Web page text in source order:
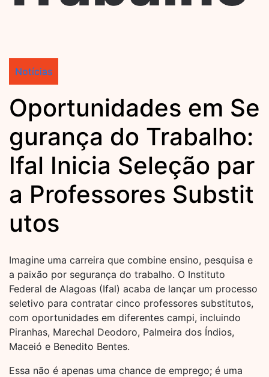
Notícias
Oportunidades em Se
gurança do Trabalho:
Ifal Inicia Seleção par
a Professores Substit
utos
Imagine uma carreira que combine ensino, pesquisa e
a paixão por segurança do trabalho. O Instituto
Federal de Alagoas (Ifal) acaba de lançar um processo
seletivo para contratar cinco professores substitutos,
com oportunidades em diferentes campi, incluindo
Piranhas, Marechal Deodoro, Palmeira dos Índios,
Maceió e Benedito Bentes.
Essa não é apenas uma chance de emprego; é uma